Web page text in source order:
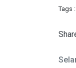
Tags :